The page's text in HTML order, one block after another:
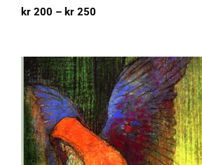
kr 200 – kr 250